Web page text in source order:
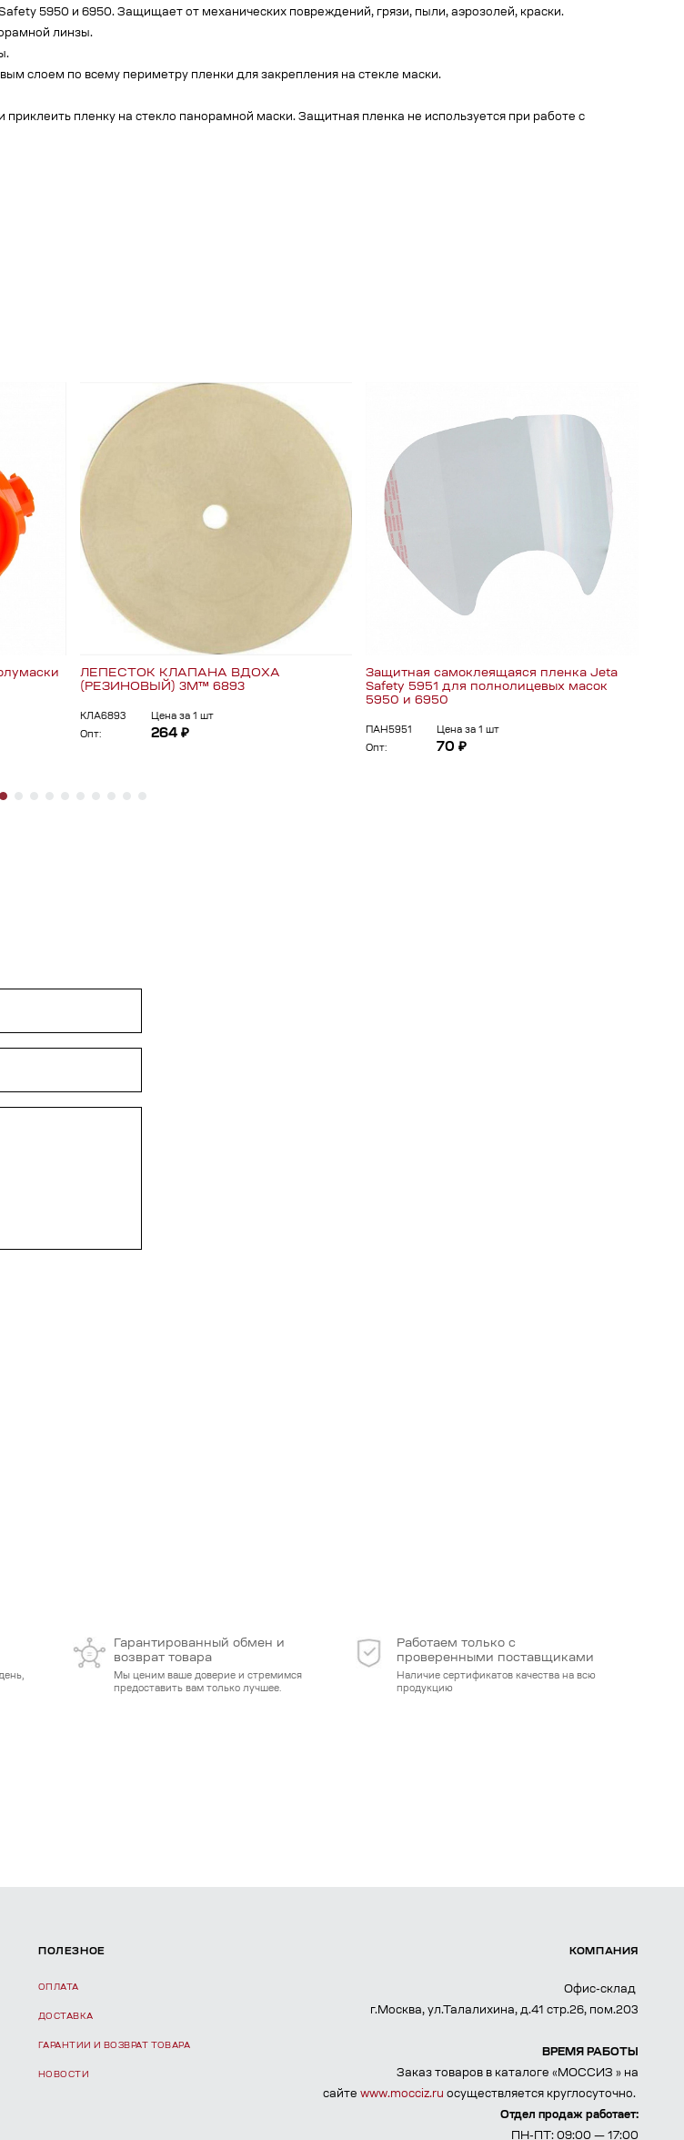
5950 и 6950. Защищает от механических повреждений, грязи, пыли, аэрозолей, краски.
линзы.
слоем по всему периметру пленки для закрепления на стекле маски.
пленку на стекло панорамной маски. Защитная пленка не используется при работе с
ЛЕПЕСТОК КЛАПАНА ВДОХА
(РЕЗИНОВЫЙ) 3М™ 6893
КЛА6893
Цена за 1 шт
Опт:
264 ₽
Защитная самоклеящаяся пленка Jeta
Safety 5951 для полнолицевых масок
5950 и 6950
ПАН5951
Цена за 1 шт
Опт:
70 ₽
Гарантированный обмен и
возврат товара
Мы ценим ваше доверие и стремимся
предоставить вам только лучшее.
Работаем только с
проверенными поставщиками
Наличие сертификатов качества на всю
продукцию
ПОЛЕЗНОЕ
ОПЛАТА
ДОСТАВКА
ГАРАНТИИ И ВОЗВРАТ ТОВАРА
НОВОСТИ
КОМПАНИЯ
Офис-склад
г.Москва, ул.Талалихина, д.41 стр.26, пом.203
ВРЕМЯ РАБОТЫ
Заказ товаров в каталоге «МОССИЗ » на
сайте www.mocciz.ru осуществляется круглосуточно.
Отдел продаж работает:
ПН-ПТ: 09:00 — 17:00